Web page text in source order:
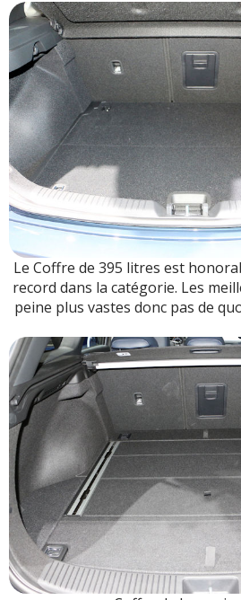
Le Coffre de 395 litres est
record dans la catégorie. Les
peine plus vastes donc pas de